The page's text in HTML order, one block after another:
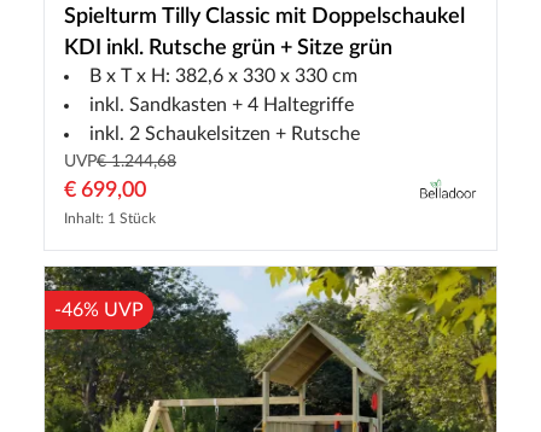
Spielturm Tilly Classic mit Doppelschaukel
KDI inkl. Rutsche grün + Sitze grün
B x T x H: 382,6 x 330 x 330 cm
inkl. Sandkasten + 4 Haltegriffe
inkl. 2 Schaukelsitzen + Rutsche
UVP€ 1.244,68
€ 699,00
Inhalt: 1 Stück
-46% UVP